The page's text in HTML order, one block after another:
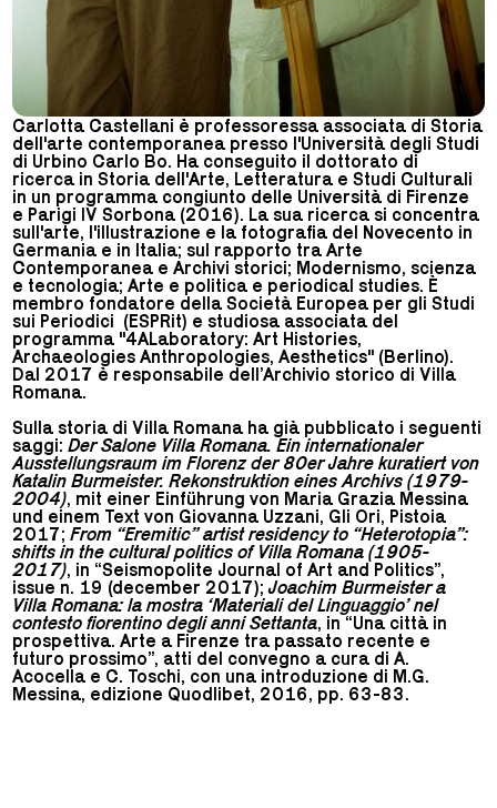
Carlotta Castellani è professoressa associata di Storia
dell'arte contemporanea presso l'Università degli Studi
di Urbino Carlo Bo. Ha conseguito il dottorato di
ricerca in Storia dell'Arte, Letteratura e Studi Culturali
in un programma congiunto delle Università di Firenze
e Parigi IV Sorbona (2016). La sua ricerca si concentra
sull'arte, l'illustrazione e la fotografia del Novecento in
Germania e in Italia; sul rapporto tra Arte
Contemporanea e Archivi storici; Modernismo, scienza
e tecnologia; Arte e politica e periodical studies. È
membro fondatore della Società Europea per gli Studi
sui Periodici (ESPRit) e studiosa associata del
programma "4ALaboratory: Art Histories,
Archaeologies Anthropologies, Aesthetics" (Berlino).
Dal 2017 è responsabile dell’Archivio storico di Villa
Romana.
Sulla storia di Villa Romana ha già pubblicato i seguenti
saggi:Der Salone Villa Romana. Ein internationaler
Ausstellungsraum im Florenz der 80er Jahre kuratiert von
Katalin Burmeister. Rekonstruktion eines Archivs (1979-
2004), mit einer Einführung von Maria Grazia Messina
und einem Text von Giovanna Uzzani, Gli Ori, Pistoia
2017;From “Eremitic” artist residency to “Heterotopia”:
shifts in the cultural politics of Villa Romana (1905-
2017), in “Seismopolite Journal of Art and Politics”,
issue n. 19 (december 2017);Joachim Burmeister a
Villa Romana: la mostra ‘Materiali del Linguaggio’ nel
contesto fiorentino degli anni Settanta, in “Una città in
prospettiva. Arte a Firenze tra passato recente e
futuro prossimo”, atti del convegno a cura di A.
Acocella e C. Toschi, con una introduzione di M.G.
Messina, edizione Quodlibet, 2016, pp. 63-83.